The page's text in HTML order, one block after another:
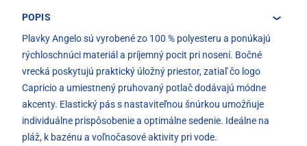
POPIS
Plavky Angelo sú vyrobené zo 100 % polyesteru a ponúkajú
rýchloschnúci materiál a príjemný pocit pri nosení. Bočné
vrecká poskytujú praktický úložný priestor, zatiaľ čo logo
Capricio a umiestnený pruhovaný potlač dodávajú módne
akcenty. Elastický pás s nastaviteľnou šnúrkou umožňuje
individuálne prispôsobenie a optimálne sedenie. Ideálne na
pláž, k bazénu a voľnočasové aktivity pri vode.